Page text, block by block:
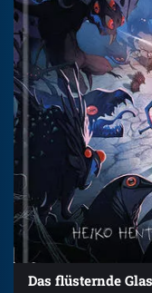
Das flüsternde